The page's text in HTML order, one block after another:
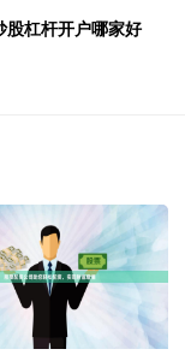
股杠杆开户哪家好